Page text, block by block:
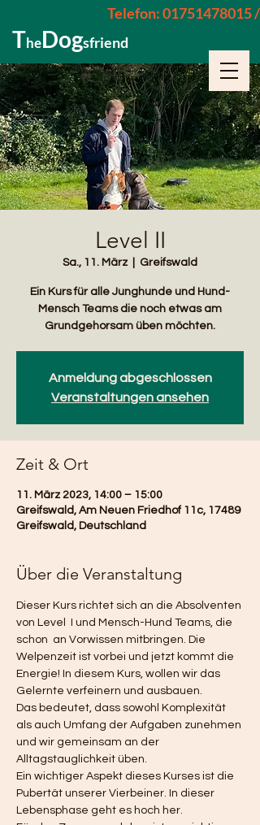
TheDogsfriend
Telefon: 01751478015 /
Level II
Sa., 11. März Greifswald
Ein Kurs für alle Junghunde und Hund-
Mensch Teams die noch etwas am
Grundgehorsam üben möchten.
Anmeldung abgeschlossen
Veranstaltungen ansehen
Zeit & Ort
11. März 2023, 14:00 – 15:00
Greifswald, Am Neuen Friedhof 11c, 17489
Greifswald, Deutschland
Über die Veranstaltung
Dieser Kurs richtet sich an die Absolventen
von Level  I und Mensch-Hund Teams, die
schon  an Vorwissen mitbringen. Die
Welpenzeit ist vorbei und jetzt kommt die
Energie! In diesem Kurs, wollen wir das
Gelernte verfeinern und ausbauen.
Das bedeutet, dass sowohl Komplexität
als auch Umfang der Aufgaben zunehmen
und wir gemeinsam an der
Alltagstauglichkeit üben.
Ein wichtiger Aspekt dieses Kurses ist die
Pubertät unserer Vierbeiner. In dieser
Lebensphase geht es hoch her.